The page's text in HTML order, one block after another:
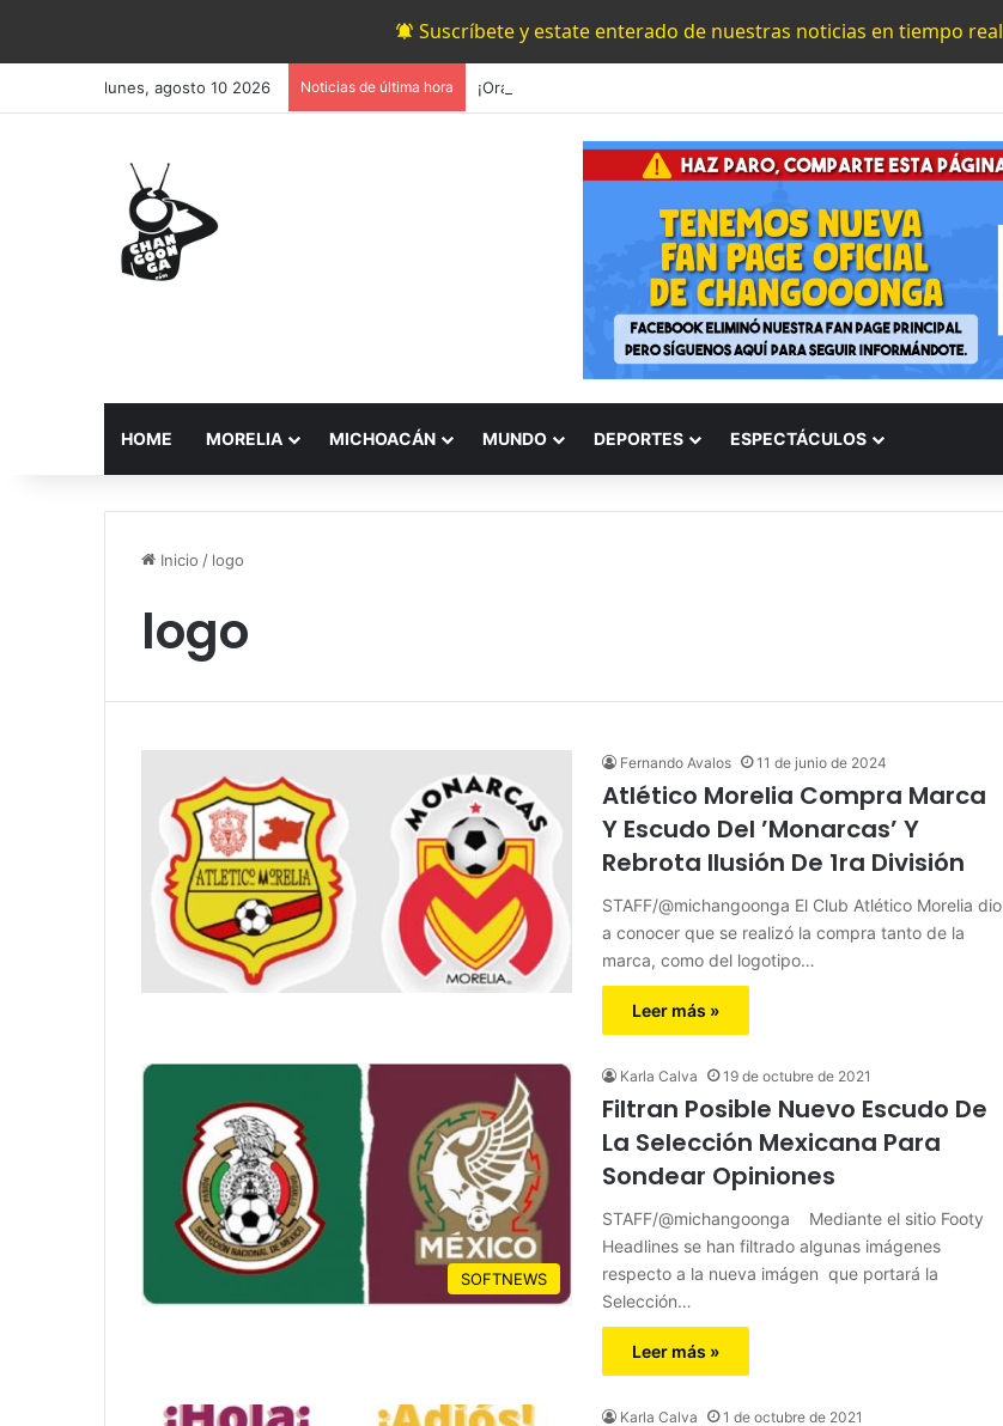
Suscríbete y estate enterado de nuestras noticias en tiempo real
lunes, agosto 10 2026 Noticias de última hora
HOME MORELIA MICHOACÁN MUNDO DEPORTES ESPECTÁCULOS
Inicio / logo
logo
Fernando Avalos 11 de junio de 2024
Atlético Morelia Compra Marca
Y Escudo Del ’Monarcas’ Y
Rebrota Ilusión De 1ra División
STAFF/@michangoonga El Club Atlético Morelia dio
a conocer que se realizó la compra tanto de la
marca, como del logotipo…
Leer más »
SOFTNEWS
Karla Calva 19 de octubre de 2021
Filtran Posible Nuevo Escudo De
La Selección Mexicana Para
Sondear Opiniones
STAFF/@michangoonga Mediante el sitio Footy
Headlines se han filtrado algunas imágenes
respecto a la nueva imágen que portará la
Selección…
Leer más »
Karla Calva 1 de octubre de 2021